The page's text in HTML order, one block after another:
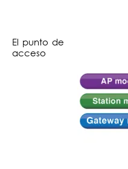
El punto de
acceso